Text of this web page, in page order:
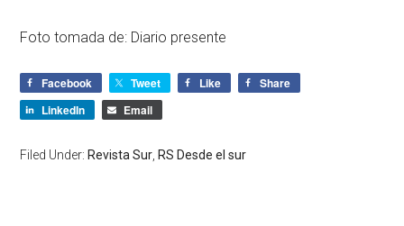
Foto tomada de: Diario presente
Facebook Tweet Like
Share
LinkedIn
Email
Filed Under: Revista Sur RS Desde el sur